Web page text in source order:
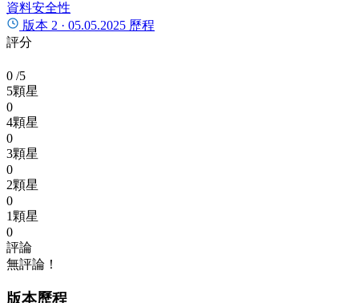
資料安全性
版本 2 · 05.05.2025 歷程
評分
0 /5
5顆星
0
4顆星
0
3顆星
0
2顆星
0
1顆星
0
評論
無評論！
版本歷程